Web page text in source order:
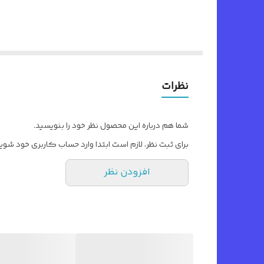
نظرات
شما هم درباره این محصول نظر خود را بنویسید.
برای ثبت نظر، لازم است ابتدا وارد حساب کاربری خود
افزودن نظر